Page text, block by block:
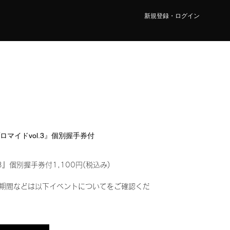
新規登録・ログイン
マイドvol.3』個別握手券付
』個別握手券付1,100円(税込み)
間などは以下イベントについてをご確認くだ